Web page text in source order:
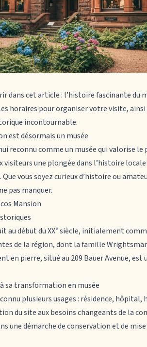
dans cet article : l’histoire fascinante du
horaires pour organiser votre visite,
incontournable.
est désormais un musée
reconnu comme un musée qui valorise
une plongée dans l’histoire
vous soyez curieux d’histoire ou
pas manquer.
Mansion
au début du XXᵉ siècle, initialement
de la région, dont la famille
en pierre, situé au 209 Bauer Avenue, est
sa transformation en musée
plusieurs usages : résidence,
du site aux besoins changeants de la
une démarche de conservation et de